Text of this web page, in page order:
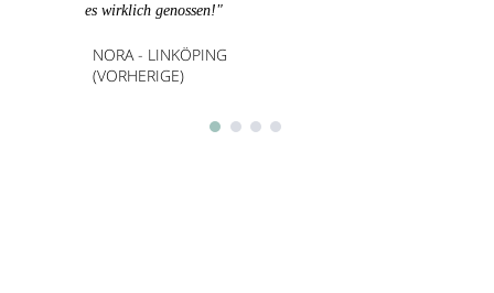
es wirklich genossen!"
NORA - LINKÖPING
(VORHERIGE)